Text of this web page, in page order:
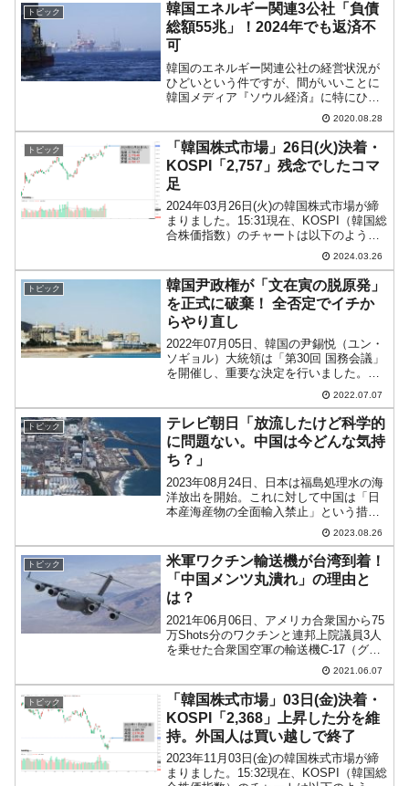
トピック
韓国エネルギー関連3公社「負債
総額55兆」！2024年でも返済不
可
韓国のエネルギー関連公社の経営状況が
ひどいという件ですが、間がいいことに
韓国メディア『ソウル経済』に特にひど
い3社について負債総額の記事が出まし
た。『韓国石油公社』『韓国ガス公社』
『韓国鉱物資源公社』ですが、いずれも
先にMoney1でご紹介...
2020.08.28
トピック
「韓国株式市場」26日(火)決着・
KOSPI「2,757」残念でしたコマ
足
2024年03月26日(火)の韓国株式市場が締
まりました。15:31現在、KOSPI（韓国総
合株価指数）のチャートは以下のように
『Investing.com』より引用）。ほとんど
始値に戻ってしまいました(笑)。上がり...
2024.03.26
トピック
韓国尹政権が「文在寅の脱原発」
を正式に破棄！ 全否定でイチか
らやり直し
2022年07月05日、韓国の尹錫悦（ユン・
ソギョル）大統領は「第30回 国務会議」
を開催し、重要な決定を行いました。前
文在寅大統領が行ってきた「脱原発政
策」の完全な廃棄です。⇒参照・引用
元：『韓国 第20代大統領室』公式サイト
この国務会議...
2022.07.07
トピック
テレビ朝日「放流したけど科学的
に問題ない。中国は今どんな気持
ち？」
2023年08月24日、日本は福島処理水の海
洋放出を開始。これに対して中国は「日
本産海産物の全面輸入禁止」という措置
を取りました。海洋放出の結果はモニタ
リングされており、当初の見通しどおり
トリチウムの濃度に問題は起こっており
ません。これを受...
2023.08.26
トピック
米軍ワクチン輸送機が台湾到着！
「中国メンツ丸潰れ」の理由と
は？
2021年06月06日、アメリカ合衆国から75
万Shots分のワクチンと連邦上院議員3人
を乗せた合衆国空軍の輸送機C-17（グロ
ーブマスターIII）が台湾松山空港に到着
しました。↑合衆国空軍C-17。PHOTO(C)
アメリカ合衆国空軍実は、...
2021.06.07
トピック
「韓国株式市場」03日(金)決着・
KOSPI「2,368」上昇した分を維
持。外国人は買い越しで終了
2023年11月03日(金)の韓国株式市場が締
まりました。15:32現在、KOSPI（韓国総